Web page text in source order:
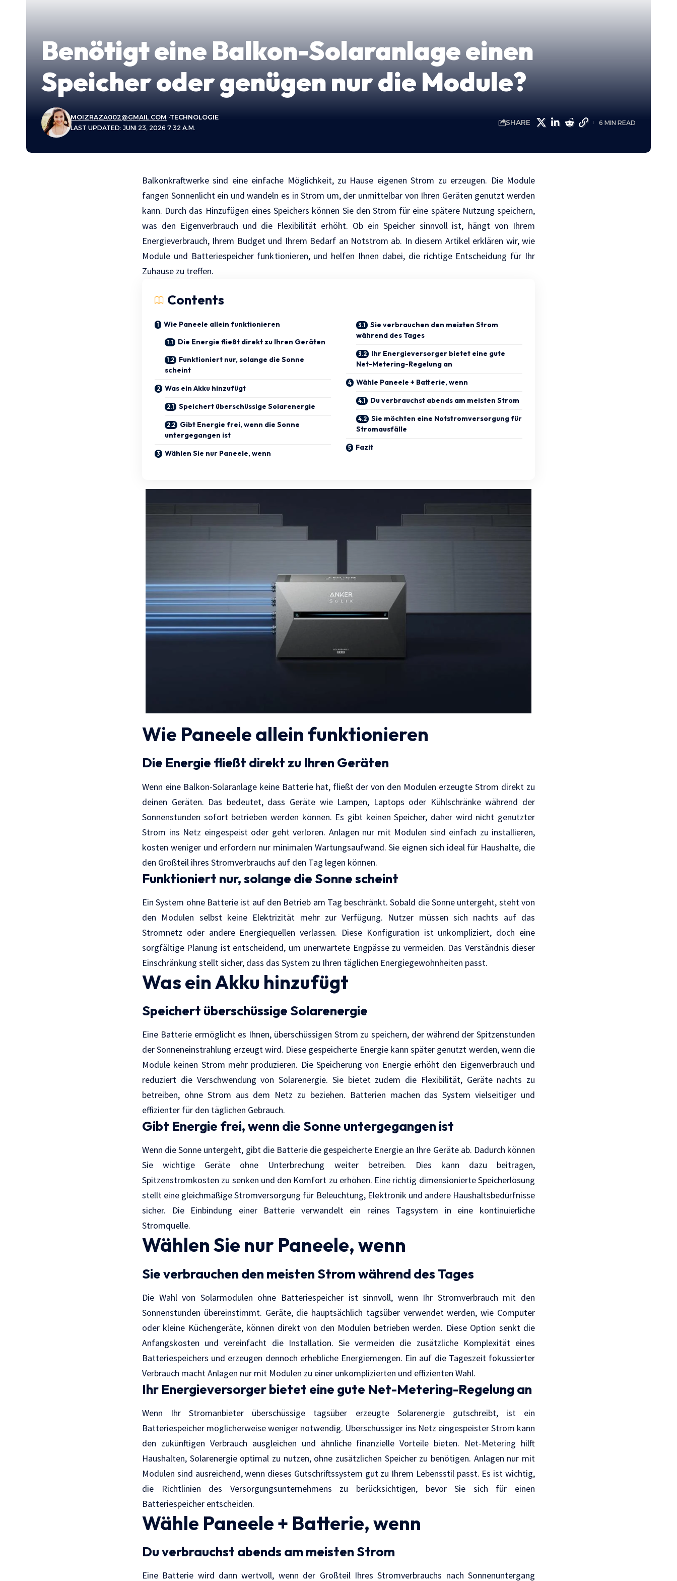
Benötigt eine Balkon-Solaranlage einen
Speicher oder genügen nur die Module?
LAST UPDATED: JUNI 23, 2026 7:32 A.M.
MOIZRAZA002@GMAIL.COM TECHNOLOGIE
SHARE 6 MIN READ
Balkonkraftwerke sind eine einfache Möglichkeit, zu Hause eigenen Strom zu erzeugen. Die Module
fangen Sonnenlicht ein und wandeln es in Strom um, der unmittelbar von Ihren Geräten genutzt werden
kann. Durch das Hinzufügen eines Speichers können Sie den Strom für eine spätere Nutzung speichern,
was den Eigenverbrauch und die Flexibilität erhöht. Ob ein Speicher sinnvoll ist, hängt von Ihrem
Energieverbrauch, Ihrem Budget und Ihrem Bedarf an Notstrom ab. In diesem Artikel erklären wir, wie
Module und Batteriespeicher funktionieren, und helfen Ihnen dabei, die richtige Entscheidung für Ihr
Zuhause zu treffen.
Contents
Wie Paneele allein funktionieren
Die Energie fließt direkt zu Ihren Geräten
Funktioniert nur, solange die Sonne
scheint
Was ein Akku hinzufügt
Speichert überschüssige Solarenergie
Gibt Energie frei, wenn die Sonne
untergegangen ist
Wählen Sie nur Paneele, wenn
Sie verbrauchen den meisten Strom
während des Tages
Ihr Energieversorger bietet eine gute
Net-Metering-Regelung an
Wähle Paneele + Batterie, wenn
Du verbrauchst abends am meisten Strom
Sie möchten eine Notstromversorgung für
Stromausfälle
Fazit
Wie Paneele allein funktionieren
Die Energie fließt direkt zu Ihren Geräten
Wenn eine Balkon-Solaranlage keine Batterie hat, fließt der von den Modulen erzeugte Strom direkt zu
deinen Geräten. Das bedeutet, dass Geräte wie Lampen, Laptops oder Kühlschränke während der
Sonnenstunden sofort betrieben werden können. Es gibt keinen Speicher, daher wird nicht genutzter
Strom ins Netz eingespeist oder geht verloren. Anlagen nur mit Modulen sind einfach zu installieren,
kosten weniger und erfordern nur minimalen Wartungsaufwand. Sie eignen sich ideal für Haushalte, die
den Großteil ihres Stromverbrauchs auf den Tag legen können.
Funktioniert nur, solange die Sonne scheint
Ein System ohne Batterie ist auf den Betrieb am Tag beschränkt. Sobald die Sonne untergeht, steht von
den Modulen selbst keine Elektrizität mehr zur Verfügung. Nutzer müssen sich nachts auf das
Stromnetz oder andere Energiequellen verlassen. Diese Konfiguration ist unkompliziert, doch eine
sorgfältige Planung ist entscheidend, um unerwartete Engpässe zu vermeiden. Das Verständnis dieser
Einschränkung stellt sicher, dass das System zu Ihren täglichen Energiegewohnheiten passt.
Was ein Akku hinzufügt
Speichert überschüssige Solarenergie
Eine Batterie ermöglicht es Ihnen, überschüssigen Strom zu speichern, der während der Spitzenstunden
der Sonneneinstrahlung erzeugt wird. Diese gespeicherte Energie kann später genutzt werden, wenn die
Module keinen Strom mehr produzieren. Die Speicherung von Energie erhöht den Eigenverbrauch und
reduziert die Verschwendung von Solarenergie. Sie bietet zudem die Flexibilität, Geräte nachts zu
betreiben, ohne Strom aus dem Netz zu beziehen. Batterien machen das System vielseitiger und
effizienter für den täglichen Gebrauch.
Gibt Energie frei, wenn die Sonne untergegangen ist
Wenn die Sonne untergeht, gibt die Batterie die gespeicherte Energie an Ihre Geräte ab. Dadurch können
Sie wichtige Geräte ohne Unterbrechung weiter betreiben. Dies kann dazu beitragen,
Spitzenstromkosten zu senken und den Komfort zu erhöhen. Eine richtig dimensionierte Speicherlösung
stellt eine gleichmäßige Stromversorgung für Beleuchtung, Elektronik und andere Haushaltsbedürfnisse
sicher. Die Einbindung einer Batterie verwandelt ein reines Tagsystem in eine kontinuierliche
Stromquelle.
Wählen Sie nur Paneele, wenn
Sie verbrauchen den meisten Strom während des Tages
Die Wahl von Solarmodulen ohne Batteriespeicher ist sinnvoll, wenn Ihr Stromverbrauch mit den
Sonnenstunden übereinstimmt. Geräte, die hauptsächlich tagsüber verwendet werden, wie Computer
oder kleine Küchengeräte, können direkt von den Modulen betrieben werden. Diese Option senkt die
Anfangskosten und vereinfacht die Installation. Sie vermeiden die zusätzliche Komplexität eines
Batteriespeichers und erzeugen dennoch erhebliche Energiemengen. Ein auf die Tageszeit fokussierter
Verbrauch macht Anlagen nur mit Modulen zu einer unkomplizierten und effizienten Wahl.
Ihr Energieversorger bietet eine gute Net-Metering-Regelung an
Wenn Ihr Stromanbieter überschüssige tagsüber erzeugte Solarenergie gutschreibt, ist ein
Batteriespeicher möglicherweise weniger notwendig. Überschüssiger ins Netz eingespeister Strom kann
den zukünftigen Verbrauch ausgleichen und ähnliche finanzielle Vorteile bieten. Net-Metering hilft
Haushalten, Solarenergie optimal zu nutzen, ohne zusätzlichen Speicher zu benötigen. Anlagen nur mit
Modulen sind ausreichend, wenn dieses Gutschriftssystem gut zu Ihrem Lebensstil passt. Es ist wichtig,
die Richtlinien des Versorgungsunternehmens zu berücksichtigen, bevor Sie sich für einen
Batteriespeicher entscheiden.
Wähle Paneele + Batterie, wenn
Du verbrauchst abends am meisten Strom
Eine Batterie wird dann wertvoll, wenn der Großteil Ihres Stromverbrauchs nach Sonnenuntergang